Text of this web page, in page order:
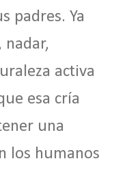
padres. Ya
nadar,
activa
esa cría
una
los humanos